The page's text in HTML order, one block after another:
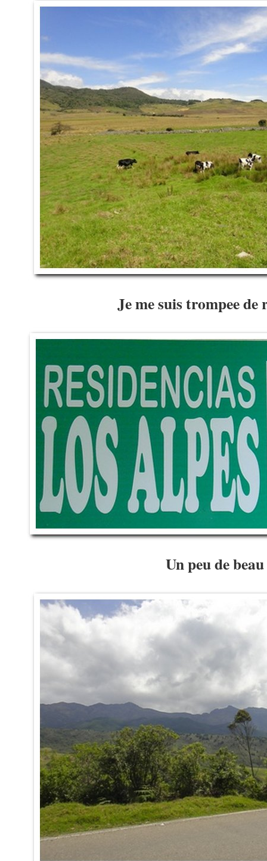
Je me suis trompee
Un peu de beau